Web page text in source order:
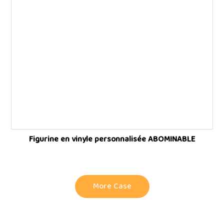
Figurine en vinyle personnalisée ABOMINABLE
More Case